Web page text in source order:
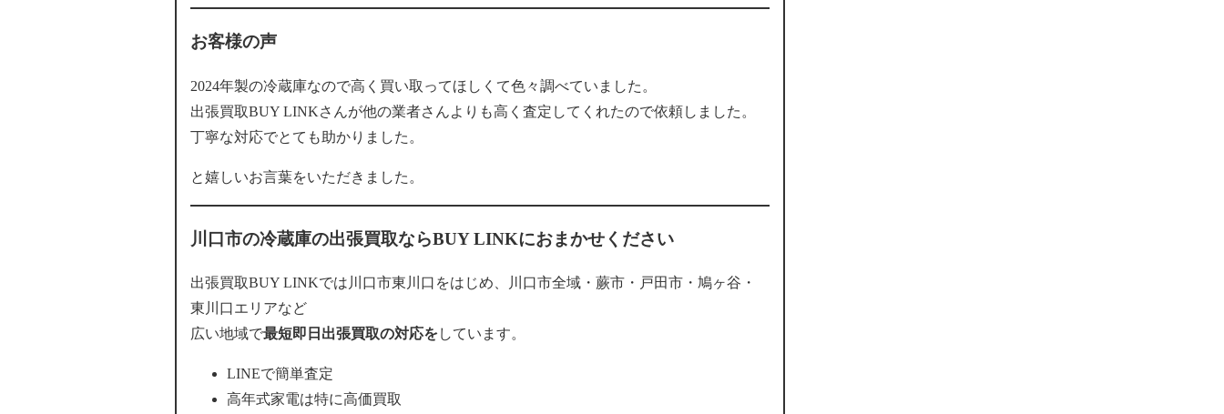
お客様の声
2024年製の冷蔵庫なので高く買い取ってほしくて色々調べていました。
出張買取BUY LINKさんが他の業者さんよりも高く査定してくれたので依頼しました。
丁寧な対応でとても助かりました。
と嬉しいお言葉をいただきました。
川口市の冷蔵庫の出張買取ならBUY LINKにおまかせください
出張買取BUY LINKでは川口市東川口をはじめ、川口市全域・蕨市・戸田市・鳩ヶ谷・
東川口エリアなど
広い地域で最短即日出張買取の対応を しています。
LINEで簡単査定
高年式家電は特に高価買取